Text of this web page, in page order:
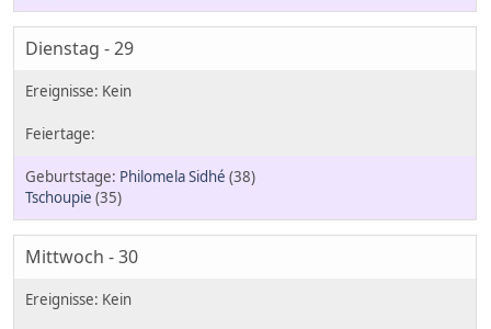
Dienstag - 29
Philomela Sidhé (38)
Tschoupie (35)
Mittwoch - 30